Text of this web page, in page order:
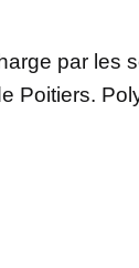
par les
Poitiers.